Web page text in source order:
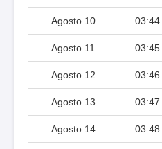
Agosto 10 03:44
Agosto 11 03:45
Agosto 12 03:46
Agosto 13 03:47
Agosto 14 03:48